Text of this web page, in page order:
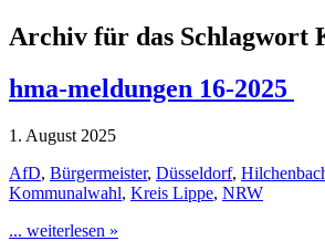
Archiv für das Schlagwort
hma-meldungen 16-2025
1. August 2025
AfD, Bürgermeister, Düsseldorf,
Kommunalwahl, Kreis Lippe, NRW
... weiterlesen »